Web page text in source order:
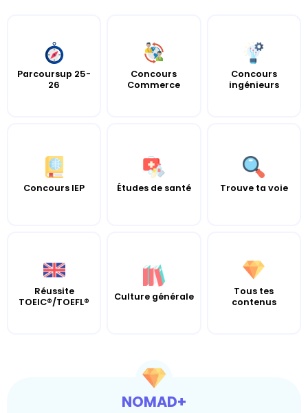
Parcoursup 25-
26
Concours
Commerce
Concours
ingénieurs
Concours IEP Études de santé Trouve ta voie
Réussite
TOEIC®/TOEFL®
Culture générale
Tous tes
contenus
NOMAD+